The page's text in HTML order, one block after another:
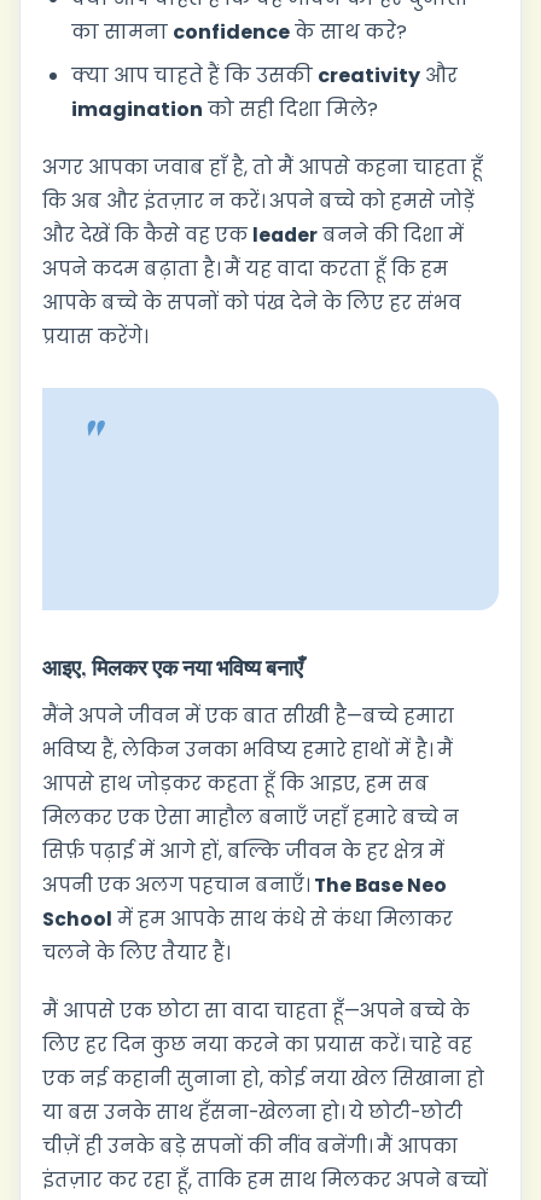
का सामना confidenceके साथ करे?
क्या आप चाहते हैं कि उसकी creativity और
imagination को सही दिशा मिले?
अगर आपका जवाब हाँ है, तो मैं आपसे कहना चाहता हूँ
कि अब और इंतज़ार न करें। अपने बच्चे को हमसे जोड़ें
और देखें कि कैसे वह एक leaderबनने की दिशा में
अपने कदम बढ़ाता है। मैं यह वादा करता हूँ कि हम
आपके बच्चे के सपनों को पंख देने के लिए हर संभव
प्रयास करेंगे।
आइए, मिलकर एक नया भविष्य बनाएँ
मैंने अपने जीवन में एक बात सीखी है—बच्चे हमारा
भविष्य हैं, लेकिन उनका भविष्य हमारे हाथों में है। मैं
आपसे हाथ जोड़कर कहता हूँ कि आइए, हम सब
मिलकर एक ऐसा माहौल बनाएँ जहाँ हमारे बच्चे न
सिर्फ़ पढ़ाई में आगे हों, बल्कि जीवन के हर क्षेत्र में
अपनी एक अलग पहचान बनाएँ। The Base Neo
School में हम आपके साथ कंधे से कंधा मिलाकर
चलने के लिए तैयार हैं।
मैं आपसे एक छोटा सा वादा चाहता हूँ—अपने बच्चे के
लिए हर दिन कुछ नया करने का प्रयास करें। चाहे वह
एक नई कहानी सुनाना हो, कोई नया खेल सिखाना हो
या बस उनके साथ हँसना-खेलना हो। ये छोटी-छोटी
चीज़ें ही उनके बड़े सपनों की नींव बनेंगी। मैं आपका
इंतज़ार कर रहा हूँ, ताकि हम साथ मिलकर अपने बच्चों